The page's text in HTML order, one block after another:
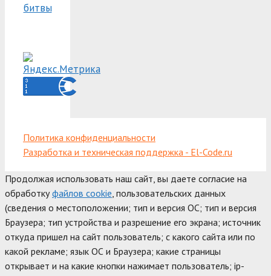
битвы
Политика конфиденциальности
Разработка и техническая поддержка - El-Code.ru
Продолжая использовать наш сайт, вы даете согласие на
обработкуфайлов cookie , пользовательских данных
(сведения о местоположении; тип и версия ОС; тип и версия
Браузера; тип устройства и разрешение его экрана; источник
откуда пришел на сайт пользователь; с какого сайта или по
какой рекламе; язык ОС и Браузера; какие страницы
открывает и на какие кнопки нажимает пользователь; ip-